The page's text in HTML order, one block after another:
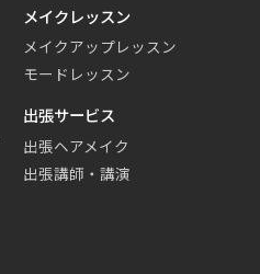
メイクレッスン
メイクアップレッスン
モードレッスン
出張サービス
出張ヘアメイク
出張講師・講演